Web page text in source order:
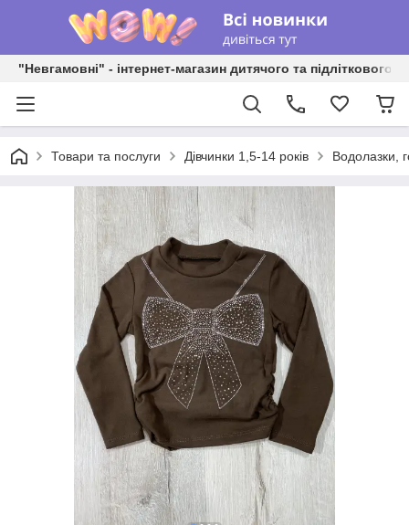
"Невгамовні" - інтернет-магазин дитячого та підліткового
Товари та послуги Дівчинки 1,5-14 років Водолазки,